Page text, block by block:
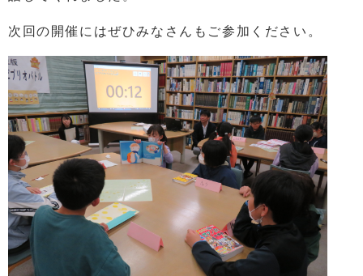
次回の開催にはぜひみなさんもご参加ください。